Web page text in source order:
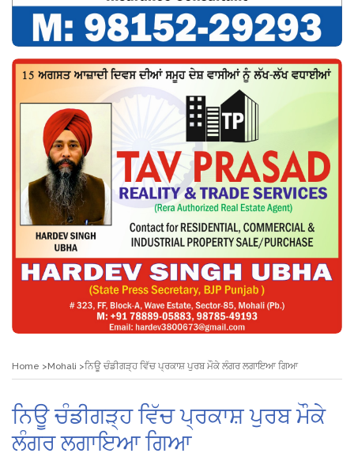
Home Mohali ਨਿਊ ਚੰਡੀਗੜ੍ਹ ਵਿੱਚ ਪ੍ਰਕਾਸ਼ ਪੁਰਬ ਮੌਕੇ ਲੰਗਰ ਲਗਾਇਆ ਗਿਆ
ਨਿਊ ਚੰਡੀਗੜ੍ਹ ਵਿੱਚ ਪ੍ਰਕਾਸ਼ ਪੁਰਬ ਮੌਕੇ
ਲੰਗਰ ਲਗਾਇਆ ਗਿਆ